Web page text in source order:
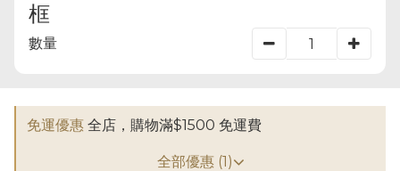
框
數量
免運優惠 全店，購物滿$1500 免運費
全部優惠 (1)